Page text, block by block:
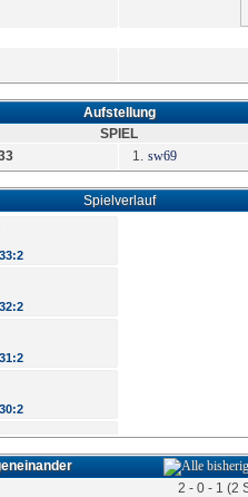
Aufstellung
SPIEL
1. sw69
Spielverlauf
33:2
32:2
31:2
30:2
29:2
2 - 0 - 1 (2